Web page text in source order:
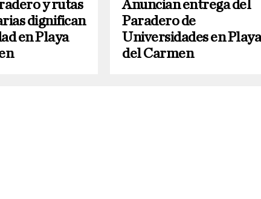
y rutas
dignifican
en Playa
Anuncian entrega del
Paradero de
Universidades en Playa
del Carmen